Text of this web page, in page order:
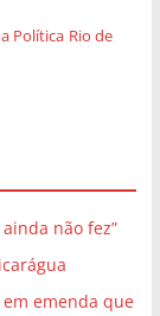
Política Rio de
não fez”
emenda que